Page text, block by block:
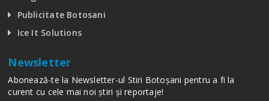
Publicitate Botosani
Ice It Solutions
Newsletter
Abonează-te la Newsletter-ul Stiri Botoșani pentru a fi la
curent cu cele mai noi știri și reportaje!